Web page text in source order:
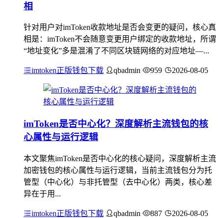
相
针对用户对imToken收款地址是否会变更的疑问，核心真
相是：imToken不会随意变更用户绑定的收款地址，所谓
“地址变化”多是混淆了不同区块链网络的对应地址—...
imtoken正版钱包下载 qbadmin 959 2026-08-05
imToken是否中心化？深度解析主流钱包的核
心属性与运行逻辑
本文聚焦imToken是否中心化的核心疑问，深度解析主流
加密钱包的核心属性与运行逻辑，当前主流钱包分为托
管型（中心化）与非托管型（去中心化）两类，核心差
异在于用...
imtoken正版钱包下载 qbadmin 887 2026-08-05